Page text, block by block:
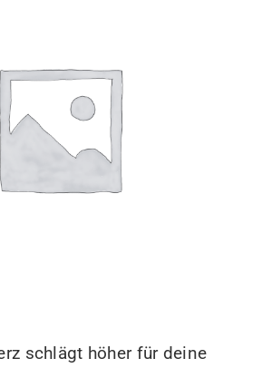
schlägt höher für deine